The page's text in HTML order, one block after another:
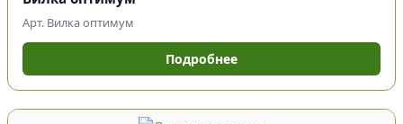
Арт. Вилка оптимум
Подробнее